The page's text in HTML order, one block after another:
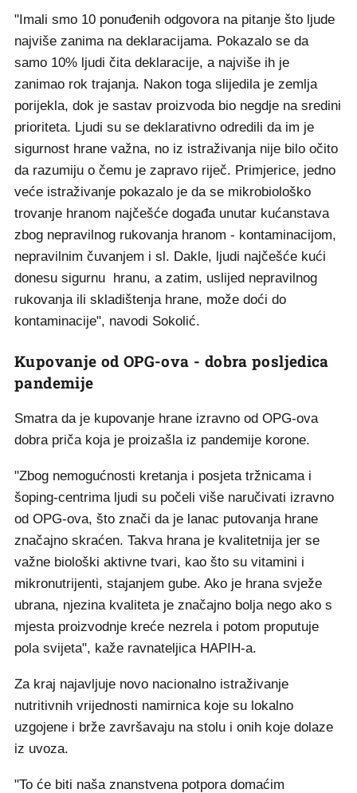
"Imali smo 10 ponuđenih odgovora na pitanje što ljude
najviše zanima na deklaracijama. Pokazalo se da
samo 10% ljudi čita deklaracije, a najviše ih je
zanimao rok trajanja. Nakon toga slijedila je zemlja
porijekla, dok je sastav proizvoda bio negdje na sredini
prioriteta. Ljudi su se deklarativno odredili da im je
sigurnost hrane važna, no iz istraživanja nije bilo očito
da razumiju o čemu je zapravo riječ. Primjerice, jedno
veće istraživanje pokazalo je da se mikrobiološko
trovanje hranom najčešće događa unutar kućanstava
zbog nepravilnog rukovanja hranom - kontaminacijom,
nepravilnim čuvanjem i sl. Dakle, ljudi najčešće kući
donesu sigurnu hranu, a zatim, uslijed nepravilnog
rukovanja ili skladištenja hrane, može doći do
kontaminacije", navodi Sokolić.
Kupovanje od OPG-ova - dobra posljedica
pandemije
Smatra da je kupovanje hrane izravno od OPG-ova
dobra priča koja je proizašla iz pandemije korone.
"Zbog nemogućnosti kretanja i posjeta tržnicama i
šoping-centrima ljudi su počeli više naručivati izravno
od OPG-ova, što znači da je lanac putovanja hrane
značajno skraćen. Takva hrana je kvalitetnija jer se
važne biološki aktivne tvari, kao što su vitamini i
mikronutrijenti, stajanjem gube. Ako je hrana svježe
ubrana, njezina kvaliteta je značajno bolja nego ako s
mjesta proizvodnje kreće nezrela i potom proputuje
pola svijeta", kaže ravnateljica HAPIH-a.
Za kraj najavljuje novo nacionalno istraživanje
nutritivnih vrijednosti namirnica koje su lokalno
uzgojene i brže završavaju na stolu i onih koje dolaze
iz uvoza.
"To će biti naša znanstvena potpora domaćim